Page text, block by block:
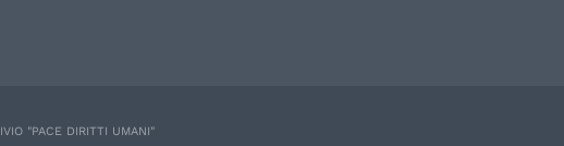
"PACE DIRITTI UMANI"